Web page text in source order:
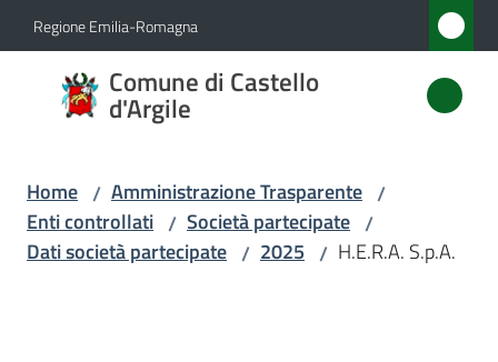
Vai al contenuto
Vai alla navigazione
Vai al footer
Regione Emilia-Romagna
Comune di Castello
d'Argile
Comune
di
Home / Amministrazione Trasparente /
Enti controllati / Società partecipate /
Dati società partecipate / 2025 / H.E.R.A. S.p.A.